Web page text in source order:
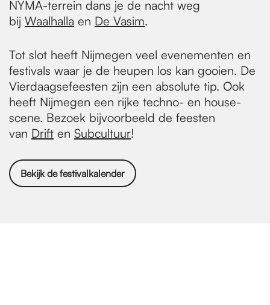
NYMA-terrein dans je de nacht weg
bij Waalhalla en De Vasim.
Tot slot heeft Nijmegen veel evenementen en
festivals waar je de heupen los kan gooien. De
Vierdaagsefeesten zijn een absolute tip. Ook
heeft Nijmegen een rijke techno- en house-
scene. Bezoek bijvoorbeeld de feesten
van Drift en Subcultuur!
Bekijk de festivalkalender